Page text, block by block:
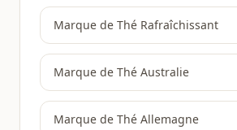
Marque de Thé Rafraîchissant
Marque de Thé Australie
Marque de Thé Allemagne